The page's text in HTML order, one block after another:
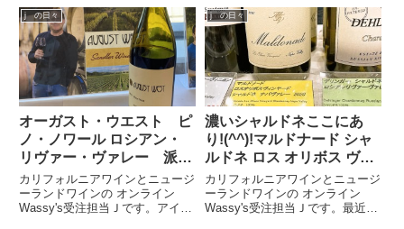
にんにくの詰め物をして耐熱皿一
面には敷き詰めたちびっ子ジャガ
イモたち。160度から18...
夕陽ヶ丘の「ワインサロン スー
プル」にて、カリフォルニアを代
表するワイナリー、ダックホー
ン・ポートフォリオ創...
j の日々
オーガスト・ウエスト ピ
ノ・ノワール ロシアン・
リヴァー・ヴァレー 派手
さはないけれど、静かに心
に残る一本(^^♪
カリフォルニアワインとニュージ
ーランドワインの オンライン
Wassy's受注担当Ｊです。アイコ
j の日々
濃いシャルドネここにあ
り!(^^)!マルドナード シャ
ルドネ ロス オリボス ヴィ
ンヤード ナパ ヴァレー
カリフォルニアワインとニュージ
ーランドワインの オンライン
Wassy's受注担当Ｊです。最近き